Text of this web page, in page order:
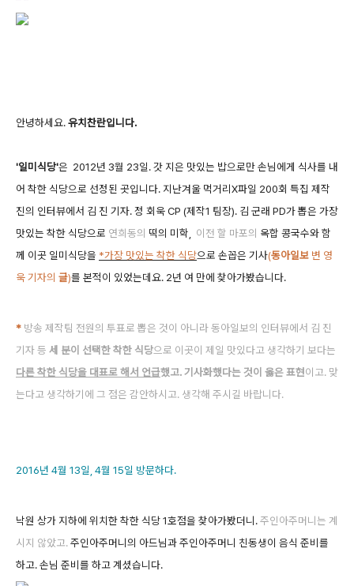
안녕하세요.유치찬란입니다.
'일미식당'은 2012년 3월 23일. 갓 지은 맛있는 밥으로만 손님에게 식사를 내
어 착한 식당으로 선정된 곳입니다. 지난겨울 먹거리X파일 200회 특집 제작
진의 인터뷰에서 김 진 기자. 정 회욱 CP (제작1 팀장). 김 군래 PD가 뽑은 가장
맛있는 착한 식당으로 연희동의 떡의 미학, 이전 할 마포의 옥합 콩국수와 함
께 이곳 일미식당을 *가장 맛있는 착한 식당으로 손꼽은 기사(동아일보 변 영
욱 기자의 글)를 본적이 있었는데요. 2년 여 만에 찾아가봤습니다.
* 방송 제작팀 전원의 투표로 뽑은 것이 아니라 동아일보의 인터뷰에서 김 진
기자 등 세 분이 선택한 착한 식당으로 이곳이 제일 맛있다고 생각하기 보다는
다른 착한 식당을 대표로 해서 언급했고. 기사화했다는 것이 옳은 표현이고. 맞
는다고 생각하기에 그 점은 감안하시고. 생각해 주시길 바랍니다.
2016년 4월 13일, 4월 15일 방문하다.
낙원 상가 지하에 위치한 착한 식당 1호점을 찾아가봤더니.주인아주머니는 계
시지 않았고. 주인아주머니의 아드님과 주인아주머니 친동생이 음식 준비를
하고. 손님 준비를 하고 계셨습니다.